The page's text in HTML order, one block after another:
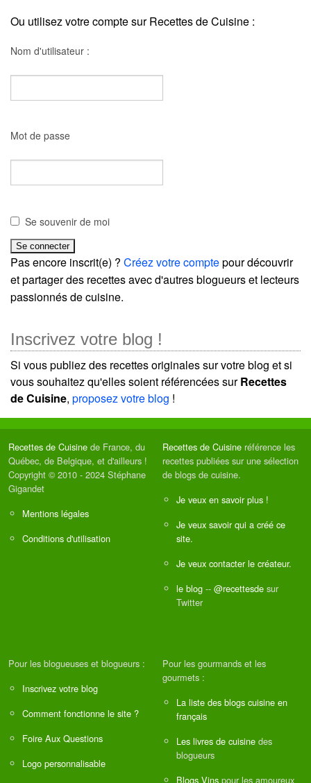
Ou utilisez votre compte sur Recettes de Cuisine :
Nom d'utilisateur :
Mot de passe
Se souvenir de moi
Pas encore inscrit(e) ? Créez votre comptepour découvrir
et partager des recettes avec d'autres blogueurs et lecteurs
passionnés de cuisine.
Inscrivez votre blog !
Si vous publiez des recettes originales sur votre blog et si
vous souhaitez qu'elles soient référencées surRecettes
de Cuisine, proposez votre blog !
Recettes de Cuisine de France, du
Québec, de Belgique, et d'ailleurs !
Copyright © 2010 - 2024 Stéphane
Gigandet
Mentions légales
Conditions d'utilisation
Recettes de Cuisine référence les
recettes publiées sur une sélection
de blogs de cuisine.
Je veux en savoir plus !
Je veux savoir qui a créé ce
site.
Je veux contacter le créateur.
le blog -- @recettesde sur
Twitter
Pour les blogueuses et blogueurs :
Inscrivez votre blog
Comment fonctionne le site ?
Foire Aux Questions
Logo personnalisable
Pour les gourmands et les
gourmets :
La liste des blogs cuisine en
français
Les livres de cuisine des
blogueurs
Blogs Vins pour les amoureux